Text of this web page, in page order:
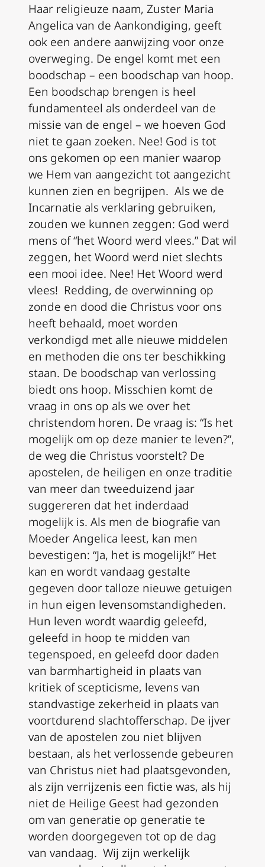
Haar religieuze naam, Zuster Maria
Angelica van de Aankondiging, geeft
ook een andere aanwijzing voor onze
overweging. De engel komt met een
boodschap – een boodschap van hoop.
Een boodschap brengen is heel
fundamenteel als onderdeel van de
missie van de engel – we hoeven God
niet te gaan zoeken. Nee! God is tot
ons gekomen op een manier waarop
we Hem van aangezicht tot aangezicht
kunnen zien en begrijpen. Als we de
Incarnatie als verklaring gebruiken,
zouden we kunnen zeggen: God werd
mens of “het Woord werd vlees.” Dat wil
zeggen, het Woord werd niet slechts
een mooi idee. Nee! Het Woord werd
vlees! Redding, de overwinning op
zonde en dood die Christus voor ons
heeft behaald, moet worden
verkondigd met alle nieuwe middelen
en methoden die ons ter beschikking
staan. De boodschap van verlossing
biedt ons hoop. Misschien komt de
vraag in ons op als we over het
christendom horen. De vraag is: “Is het
mogelijk om op deze manier te leven?”,
de weg die Christus voorstelt? De
apostelen, de heiligen en onze traditie
van meer dan tweeduizend jaar
suggereren dat het inderdaad
mogelijk is. Als men de biografie van
Moeder Angelica leest, kan men
bevestigen: “Ja, het is mogelijk!” Het
kan en wordt vandaag gestalte
gegeven door talloze nieuwe getuigen
in hun eigen levensomstandigheden.
Hun leven wordt waardig geleefd,
geleefd in hoop te midden van
tegenspoed, en geleefd door daden
van barmhartigheid in plaats van
kritiek of scepticisme, levens van
standvastige zekerheid in plaats van
voortdurend slachtofferschap. De ijver
van de apostelen zou niet blijven
bestaan, als het verlossende gebeuren
van Christus niet had plaatsgevonden,
als zijn verrijzenis een fictie was, als hij
niet de Heilige Geest had gezonden
om van generatie op generatie te
worden doorgegeven tot op de dag
van vandaag. Wij zijn werkelijk